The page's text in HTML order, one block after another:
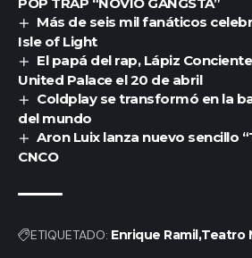
Más de seis mil fanáticos
Isle of Light
El papá del rap, Lápiz
United Palace el 20 de abril
Coldplay se transformó en la
del mundo
Aron Luix lanza nuevo sencillo
CNCO
ETIQUETADO: Enrique RamilTeatro